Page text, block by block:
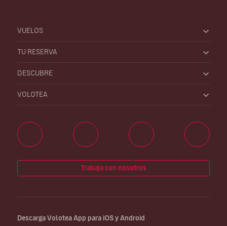
VUELOS
TU RESERVA
DESCUBRE
VOLOTEA
Trabaja con nosotros
Descarga Volotea App para iOS y Android